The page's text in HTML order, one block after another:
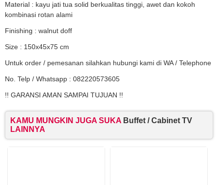
Material : kayu jati tua solid berkualitas tinggi, awet dan kokoh
kombinasi rotan alami
Finishing : walnut doff
Size : 150x45x75 cm
Untuk order / pemesanan silahkan hubungi kami di WA / Telephone
No. Telp / Whatsapp : 082220573605
!! GARANSI AMAN SAMPAI TUJUAN !!
KAMU MUNGKIN JUGA SUKA Buffet / Cabinet TV
LAINNYA